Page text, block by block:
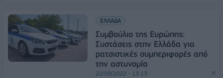
ΕΛΛΑΔΑ
Συμβούλιο της Ευρώπης:
Συστάσεις στην Ελλάδα για
ρατσιστικές συμπεριφορές από
την αστυνομία
22/09/2022 - 13:13